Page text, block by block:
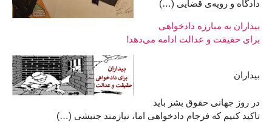
دادگاه و رویه‌ی قضایی (…)
بیداران به مبارزه دادخواهی
برای حقیقت و عدالت ادامه می‌دهد!
بیداران
در روز جهانی حقوق بشر باید
تاکید کنیم که فرجام دادخواهی اما، نیازمند جنبشی (…)